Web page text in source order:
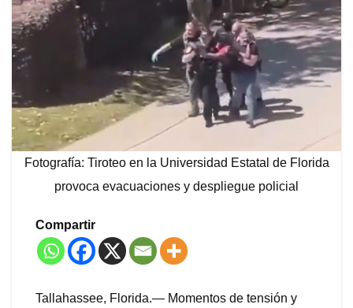
Fotografía: Tiroteo en la Universidad Estatal de Florida
provoca evacuaciones y despliegue policial
Compartir
Tallahassee, Florida.— Momentos de tensión y